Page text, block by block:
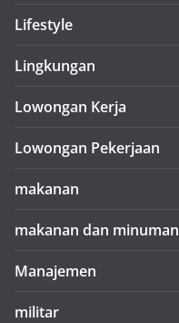
Lifestyle
Lingkungan
Lowongan Kerja
Lowongan Pekerjaan
makanan
makanan dan minuman
Manajemen
militar